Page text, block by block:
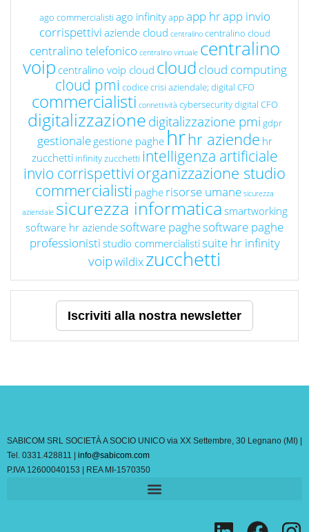
ago commercialisti ago infinityapp app hrapp invio
corrispettivi aziende cloud centralino centralino cloud
centralino telefonico centralino virtuale centralino
voip centralino voip cloud cloud cloud computing
cloud pmi codice crisi aziendale; digital CFO
commercialisti connettività cybersecuritydigital CFO
digitalizzazionedigitalizzazione pmi gdpr
gestionale gestione paghe hrhr aziende hr
zucchetti infinity zucchetti intelligenza artificiale
invio corrispettivi organizzazione studio
commercialisti paghe risorse umane sicurezza
aziendale sicurezza informatica smartworking
software hr aziendesoftware paghesoftware paghe
professionisti studio commercialisti suite hr infinity
voipwildixzucchetti
Iscriviti alla nostra newsletter
SABICOM SRL SOCIETÀ A SOCIO UNICO via XX Settembre, 30 Legnano (MI) |
Tel. 0331.428811 | info@sabicom.com
P.IVA 12600040153 | REA MI-1570350